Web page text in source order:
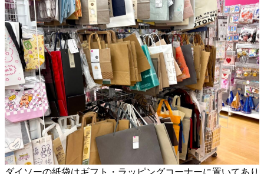
ダイソーの紙袋はギフト・ラッピングコーナーに置いてあり